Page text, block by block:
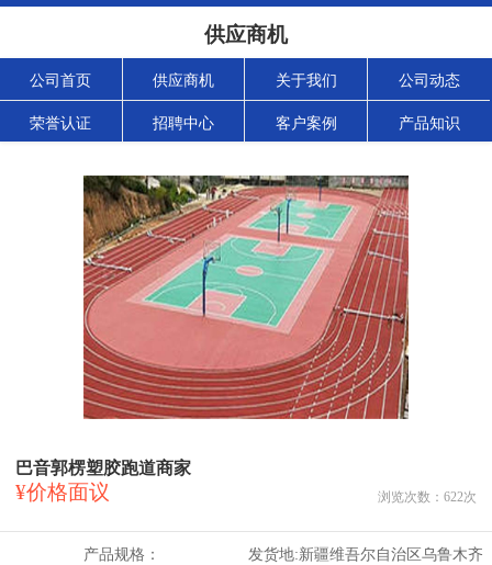
供应商机
公司首页 供应商机 关于我们 公司动态
荣誉认证 招聘中心 客户案例 产品知识
巴音郭楞塑胶跑道商家
¥价格面议 浏览次数： 622次
产品规格： 发货地:新疆维吾尔自治区乌鲁木齐